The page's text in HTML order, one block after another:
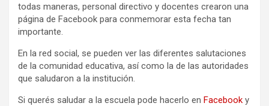
todas maneras, personal directivo y docentes crearon una
página de Facebook para conmemorar esta fecha tan
importante.
En la red social, se pueden ver las diferentes salutaciones
de la comunidad educativa, así como la de las autoridades
que saludaron a la institución.
Si querés saludar a la escuela pode hacerlo en Facebook y